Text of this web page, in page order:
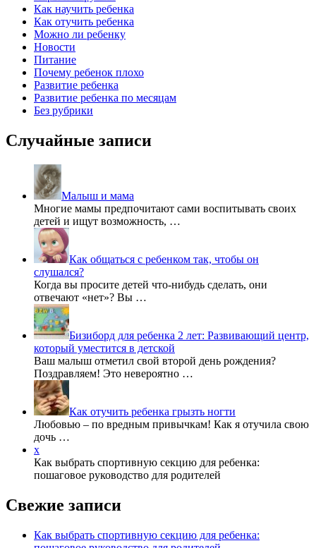
Как научить ребенка
Как отучить ребенка
Можно ли ребенку
Новости
Питание
Почему ребенок плохо
Развитие ребенка
Развитие ребенка по месяцам
Без рубрики
Случайные записи
Малыш и мама
Многие мамы предпочитают сами воспитывать своих
детей и ищут возможность, …
Как общаться с ребенком так, чтобы он
слушался?
Когда вы просите детей что-нибудь сделать, они
отвечают «нет»? Вы …
Бизиборд для ребенка 2 лет: Развивающий центр,
который уместится в детской
Ваш малыш отметил свой второй день рождения?
Поздравляем! Это невероятно …
Как отучить ребенка грызть ногти
Любовью – по вредным привычкам! Как я отучила свою
дочь …
x
Как выбрать спортивную секцию для ребенка:
пошаговое руководство для родителей
Свежие записи
Как выбрать спортивную секцию для ребенка: